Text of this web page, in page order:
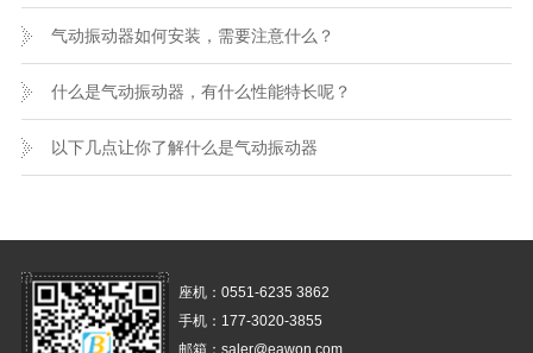
气动振动器如何安装，需要注意什么？
什么是气动振动器，有什么性能特长呢？
以下几点让你了解什么是气动振动器
座机：0551-6235 3862
手机：177-3020-3855
邮箱：saler@eawon.com